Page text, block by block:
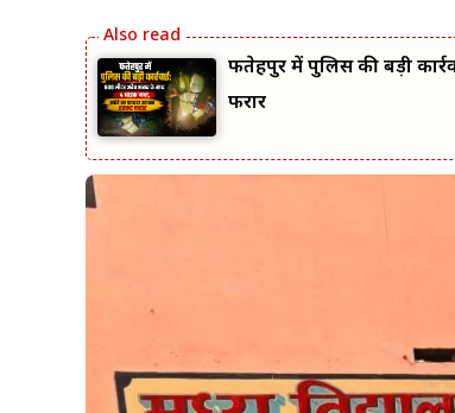
फतेहपुर में पुलिस की बड़ी
फरार